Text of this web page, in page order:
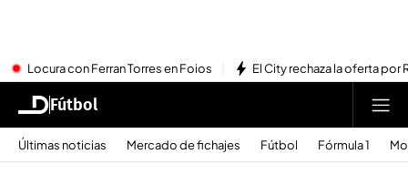
Locura con Ferran Torres en Foios El City rechaza la oferta por
Fútbol
Últimas noticias Mercado de fichajes Fútbol Fórmula 1